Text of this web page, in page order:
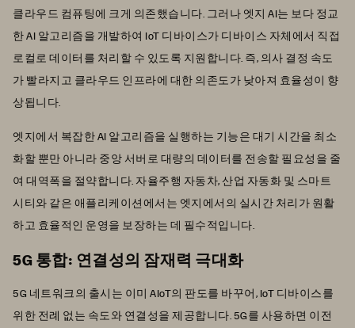
클라우드 컴퓨팅에 크게 의존했습니다. 그러나 엣지 AI는 보다 정교
한 AI 알고리즘을 개발하여 IoT 디바이스가 디바이스 자체에서 직접
로컬로 데이터를 처리할 수 있도록 지원합니다. 즉, 의사 결정 속도
가 빨라지고 클라우드 인프라에 대한 의존도가 낮아져 효율성이 향
상됩니다.
엣지에서 복잡한 AI 알고리즘을 실행하는 기능은 대기 시간을 최소
화할 뿐만 아니라 중앙 서버로 대량의 데이터를 전송할 필요성을 줄
여 대역폭을 절약합니다. 자율주행 자동차, 산업 자동화 및 스마트
시티와 같은 애플리케이션에서는 엣지에서의 실시간 처리가 원활
하고 효율적인 운영을 보장하는 데 필수적입니다.
5G 통합: 연결성의 잠재력 극대화
5G 네트워크의 출시는 이미 AIoT의 판도를 바꾸어, IoT 디바이스를
위한 전례 없는 속도와 연결성을 제공합니다. 5G를 사용하면 이전